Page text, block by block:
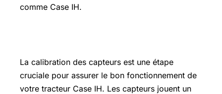
comme Case IH.
La calibration des capteurs est une étape
cruciale pour assurer le bon fonctionnement de
votre tracteur Case IH. Les capteurs jouent un